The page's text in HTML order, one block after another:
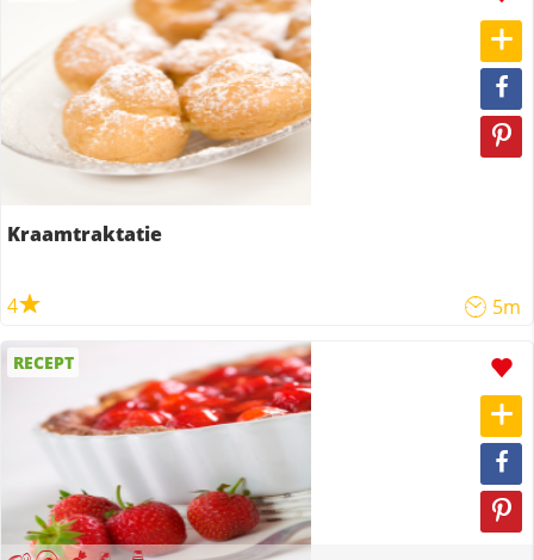
Kraamtraktatie
4 5m
RECEPT